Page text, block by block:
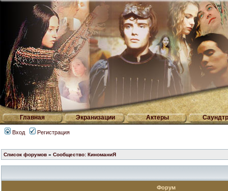
Главная Экранизации Актеры
Вход Регистрация
Список форумов » Сообщество: КиноманиЯ
Форум